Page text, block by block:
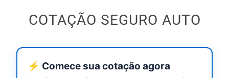
COTAÇÃO SEGURO AUTO
⚡ Comece sua cotação agora